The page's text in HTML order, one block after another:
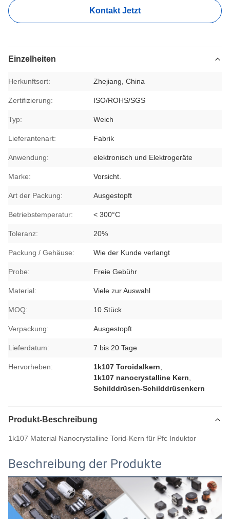
Kontakt Jetzt
Einzelheiten
Herkunftsort: Zhejiang, China
Zertifizierung: ISO/ROHS/SGS
Typ: Weich
Lieferantenart: Fabrik
Anwendung: elektronisch und Elektrogeräte
Marke: Vorsicht.
Art der Packung: Ausgestopft
Betriebstemperatur: < 300°C
Toleranz: 20%
Packung / Gehäuse: Wie der Kunde verlangt
Probe: Freie Gebühr
Material: Viele zur Auswahl
MOQ: 10 Stück
Verpackung: Ausgestopft
Lieferdatum: 7 bis 20 Tage
Hervorheben: 1k107 Toroidalkern
1k107 nanocrystalline Kern
Schilddrüsen-Schilddrüsenkern
Produkt-Beschreibung
1k107 Material Nanocrystalline Torid-Kern für Pfc Induktor
Beschreibung der Produkte